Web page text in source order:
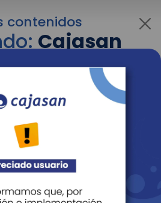
contenidos
Cajasan
de tu interés más
el menú